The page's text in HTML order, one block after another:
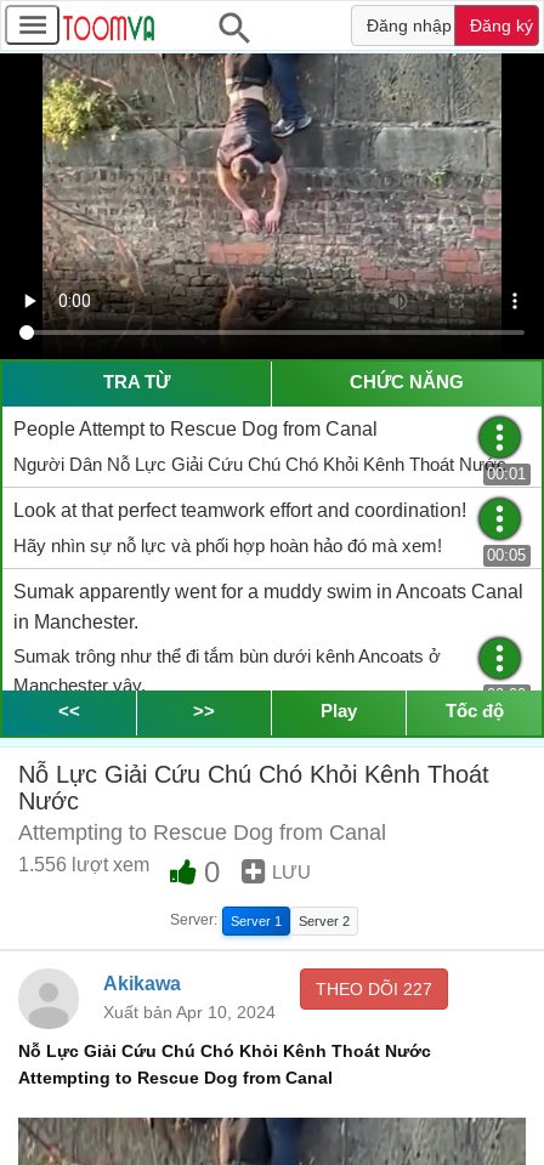
Đăng nhập Đăng ký
TRA TỪ CHỨC NĂNG
People Attempt to Rescue Dog from Canal
Người Dân Nỗ Lực Giải Cứu Chú Chó Khỏi Kênh Thoát Nước00:01
Look at that perfect teamwork effort and coordination!
Hãy nhìn sự nỗ lực và phối hợp hoàn hảo đó mà xem!
00:05
Sumak apparently went for a muddy swim in Ancoats Canal
in Manchester.
Sumak trông như thể đi tắm bùn dưới kênh Ancoats ở
Manchester vậy.
00:09
These 20-year-old students were walking home from a
coffee shop when they spotted the dog owner in need of
help.
Mấy sinh viên 20 tuổi này đang đi bộ về nhà từ quán cà phê thì
nhìn thấy chủ nhân của chú chó đang cần sự giúp đỡ.
Little did they know, their casual walk would turn into a
Họ cũng không ngờ buổi đi bộ bình thường của mình lại biến
thành một chuyến hành hiệp trượng nghĩa.
Such a beautiful reunion and a well-deserved applause!
Thật là một cuộc hội ngộ đẹp đẽ, xứng đáng nhận được một tràng
00:24
<< >> Play Tốc độ
Nỗ Lực Giải Cứu Chú Chó Khỏi Kênh Thoát
Nước
Attempting to Rescue Dog from Canal
1.556 lượt xem 0 LƯU
Server: Server 1 Server 2
Akikawa
Xuất bản Apr 10, 2024
THEO DÕI 227
Nỗ Lực Giải Cứu Chú Chó Khỏi Kênh Thoát Nước
Attempting to Rescue Dog from Canal